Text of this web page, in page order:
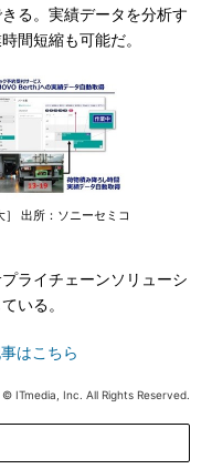
る。実績データを分析す
間短縮も可能だ。
出所：ソニーセミコ
ライチェーンソリューシ
いる。
はこちら
ITmedia, Inc. All Rights Reserved.